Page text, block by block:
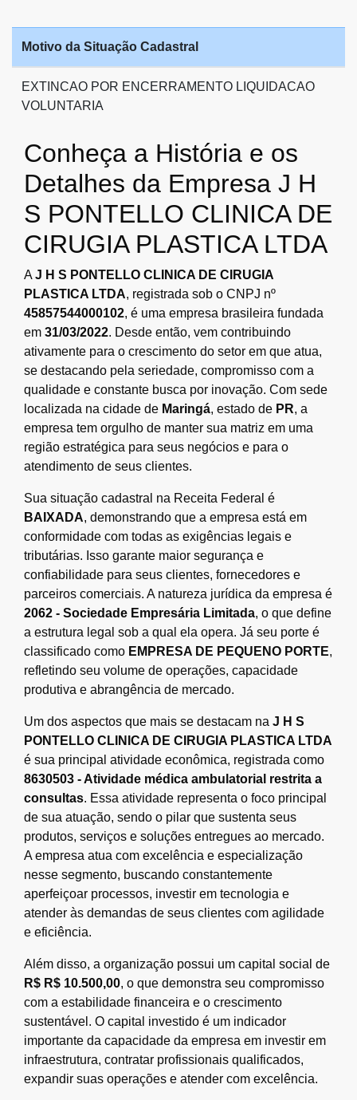
Motivo da Situação Cadastral
EXTINCAO POR ENCERRAMENTO LIQUIDACAO
VOLUNTARIA
Conheça a História e os
Detalhes da Empresa J H
S PONTELLO CLINICA DE
CIRUGIA PLASTICA LTDA
AJ H S PONTELLO CLINICA DE CIRUGIA
PLASTICA LTDA, registrada sob o CNPJ nº
45857544000102, é uma empresa brasileira fundada
em 31/03/2022. Desde então, vem contribuindo
ativamente para o crescimento do setor em que atua,
se destacando pela seriedade, compromisso com a
qualidade e constante busca por inovação. Com sede
localizada na cidade de Maringá, estado de PR, a
empresa tem orgulho de manter sua matriz em uma
região estratégica para seus negócios e para o
atendimento de seus clientes.
Sua situação cadastral na Receita Federal é
BAIXADA, demonstrando que a empresa está em
conformidade com todas as exigências legais e
tributárias. Isso garante maior segurança e
confiabilidade para seus clientes, fornecedores e
parceiros comerciais. A natureza jurídica da empresa é
2062 - Sociedade Empresária Limitada, o que define
a estrutura legal sob a qual ela opera. Já seu porte é
classificado como EMPRESA DE PEQUENO PORTE,
refletindo seu volume de operações, capacidade
produtiva e abrangência de mercado.
Um dos aspectos que mais se destacam na J H S
PONTELLO CLINICA DE CIRUGIA PLASTICA LTDA
é sua principal atividade econômica, registrada como
8630503 - Atividade médica ambulatorial restrita a
consultas. Essa atividade representa o foco principal
de sua atuação, sendo o pilar que sustenta seus
produtos, serviços e soluções entregues ao mercado.
A empresa atua com excelência e especialização
nesse segmento, buscando constantemente
aperfeiçoar processos, investir em tecnologia e
atender às demandas de seus clientes com agilidade
e eficiência.
Além disso, a organização possui um capital social de
R$ R$ 10.500,00, o que demonstra seu compromisso
com a estabilidade financeira e o crescimento
sustentável. O capital investido é um indicador
importante da capacidade da empresa em investir em
infraestrutura, contratar profissionais qualificados,
expandir suas operações e atender com excelência.